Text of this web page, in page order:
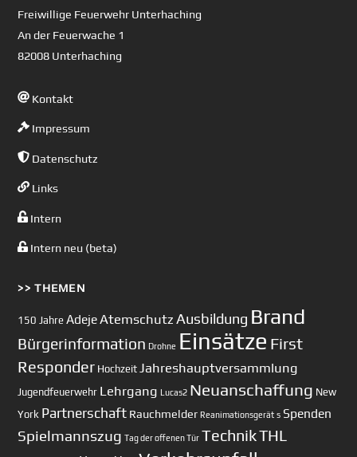
Freiwillige Feuerwehr Unterhaching
An der Feuerwache 1
82008 Unterhaching
Kontakt
Impressum
Datenschutz
Links
Intern
Intern neu (beta)
>> THEMEN
150 Jahre AdejeAtemschutz Ausbildung Brand
Bürgerinformation Drohne Einsätze First
Responder Hochzeit Jahreshauptversammlung
Jugendfeuerwehr Lehrgang Lucas2 Neuanschaffung New
York Partnerschaft Rauchmelder Reanimationsgerät s Spenden
Spielmannszug Tag der offenen Tür TechnikTHL